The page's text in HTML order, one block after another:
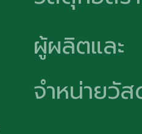
ผู้ผลิตและ
จำหน่ายวั